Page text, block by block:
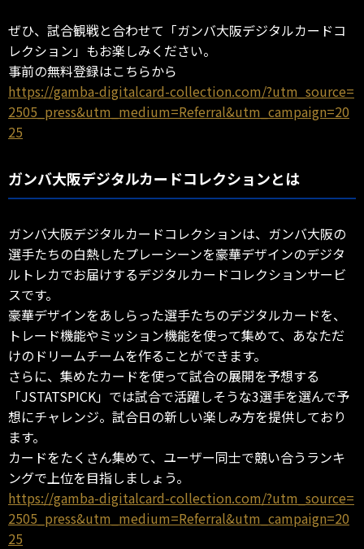
ぜひ、試合観戦と合わせて「ガンバ大阪デジタルカードコ
レクション」もお楽しみください。
事前の無料登録はこちらから
https://gamba-digitalcard-collection.com/?utm_source=
2505_press&utm_medium=Referral&utm_campaign=20
25
ガンバ大阪デジタルカードコレクションとは
ガンバ大阪デジタルカードコレクションは、ガンバ大阪の
選手たちの白熱したプレーシーンを豪華デザインのデジタ
ルトレカでお届けするデジタルカードコレクションサービ
スです。
豪華デザインをあしらった選手たちのデジタルカードを、
トレード機能やミッション機能を使って集めて、あなただ
けのドリームチームを作ることができます。
さらに、集めたカードを使って試合の展開を予想する
「JSTATSPICK」では試合で活躍しそうな3選手を選んで予
想にチャレンジ。試合日の新しい楽しみ方を提供しており
ます。
カードをたくさん集めて、ユーザー同士で競い合うランキ
ングで上位を目指しましょう。
https://gamba-digitalcard-collection.com/?utm_source=
2505_press&utm_medium=Referral&utm_campaign=20
25